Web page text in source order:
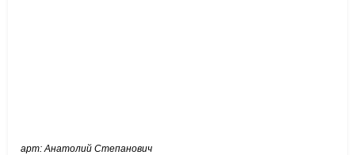
арт: Анатолий Степанович